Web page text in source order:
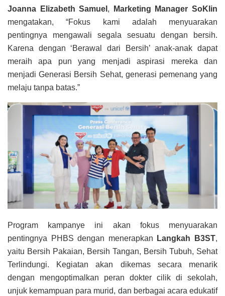
Joanna Elizabeth Samuel ,
Marketing Manager SoKlin
mengatakan, “Fokus kami adalah menyuarakan
pentingnya mengawali segala sesuatu dengan bersih.
Karena dengan ‘Berawal dari Bersih’ anak-anak dapat
meraih apa pun yang menjadi aspirasi mereka dan
menjadi Generasi Bersih Sehat, generasi pemenang yang
melaju tanpa batas.”
Program kampanye ini akan fokus menyuarakan
pentingnya PHBS dengan menerapkan
Langkah B3ST,
yaitu Bersih Pakaian, Bersih Tangan, Bersih Tubuh, Sehat
Terlindungi. Kegiatan akan dikemas secara menarik
dengan mengoptimalkan peran dokter cilik di sekolah,
unjuk kemampuan para murid, dan berbagai acara edukatif